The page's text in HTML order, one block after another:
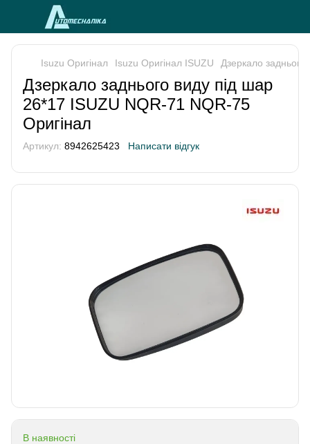
Isuzu Оригінал Isuzu Оригінал ISUZU Дзеркало
Дзеркало заднього виду під шар
26*17 ISUZU NQR-71 NQR-75
Оригінал
Артикул: 8942625423 Написати відгук
В наявності